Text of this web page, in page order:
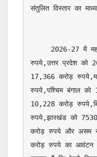
संतुलित विस्तार का
रुपये,उत्तर प्रदेश को
17,366 करोड़
रुपये,पश्चिम बंगाल
10,228 करोड़
रुपये,झारखंड को
करोड़ रुपये और असम
करोड़ रुपये का आवंटन